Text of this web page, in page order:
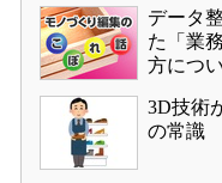
データ
た「業
方につ
3D技術
の常識